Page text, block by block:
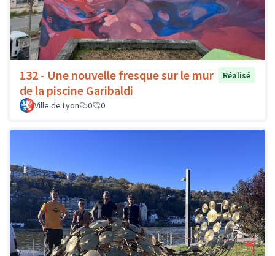
132 - Une nouvelle fresque sur le mur
de la piscine Garibaldi
Réalisé
Ville de Lyon 0 0